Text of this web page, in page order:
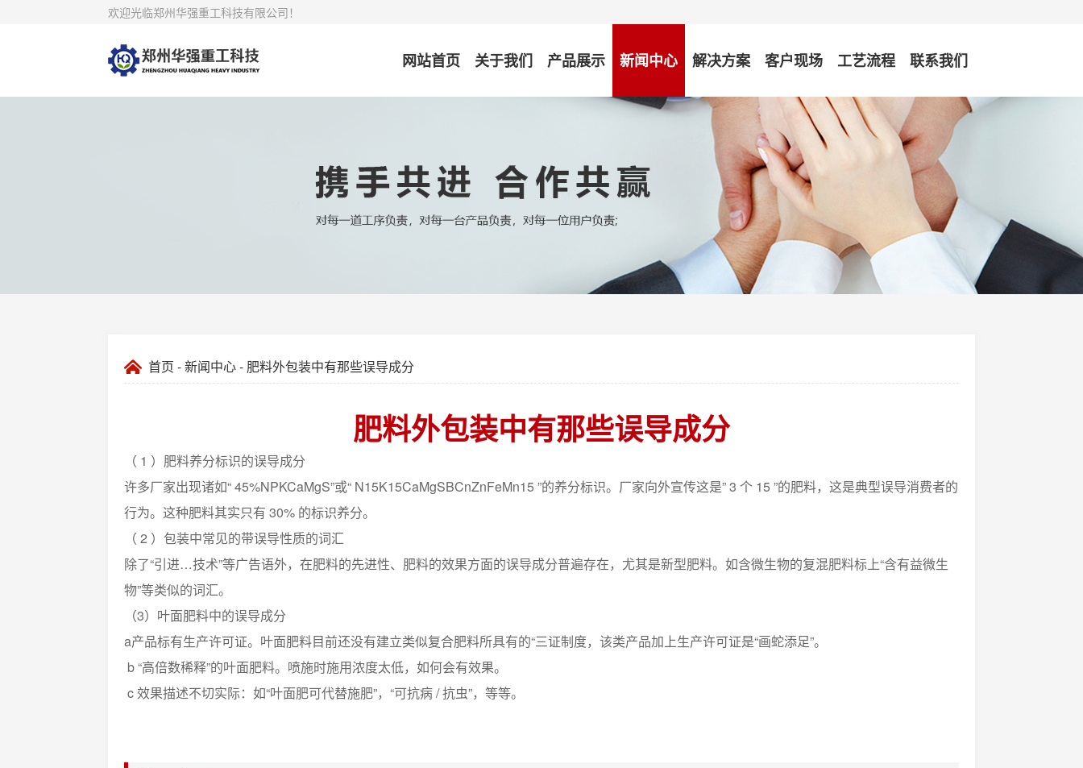
欢迎光临郑州华强重工科技有限公司！
网站首页 关于我们 产品展示 新闻中心 解决方案 客户现场 工艺流程 联系我们
首页 -新闻中心- 肥料外包装中有那些误导成分
肥料外包装中有那些误导成分
（ 1 ）肥料养分标识的误导成分
许多厂家出现诸如“ 45%NPKCaMgS”或“ N15K15CaMgSBCnZnFeMn15 ”的养分标识。厂家向外宣传这是” 3 个 15 ”的肥料，这是典型误导消费者的
行为。这种肥料其实只有 30% 的标识养分。
（ 2 ）包装中常见的带误导性质的词汇
除了“引进…技术”等广告语外，在肥料的先进性、肥料的效果方面的误导成分普遍存在，尤其是新型肥料。如含微生物的复混肥料标上“含有益微生
物”等类似的词汇。
（3）叶面肥料中的误导成分
a产品标有生产许可证。叶面肥料目前还没有建立类似复合肥料所具有的“三证制度，该类产品加上生产许可证是“画蛇添足”。
b “高倍数稀释”的叶面肥料。喷施时施用浓度太低，如何会有效果。
c 效果描述不切实际：如“叶面肥可代替施肥”，“可抗病 / 抗虫”，等等。